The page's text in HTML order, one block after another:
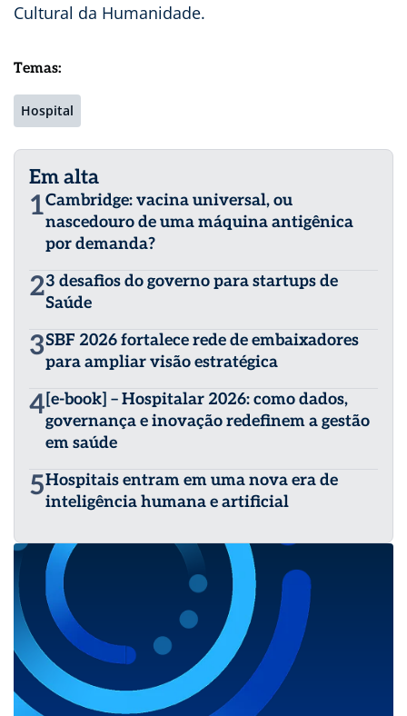
Cultural da Humanidade.
Temas:
Hospital
Em alta
1Cambridge: vacina universal, ou
nascedouro de uma máquina antigênica
por demanda?
23 desafios do governo para startups de
Saúde
3SBF 2026 fortalece rede de embaixadores
para ampliar visão estratégica
4[e-book] – Hospitalar 2026: como dados,
governança e inovação redefinem a gestão
em saúde
5Hospitais entram em uma nova era de
inteligência humana e artificial